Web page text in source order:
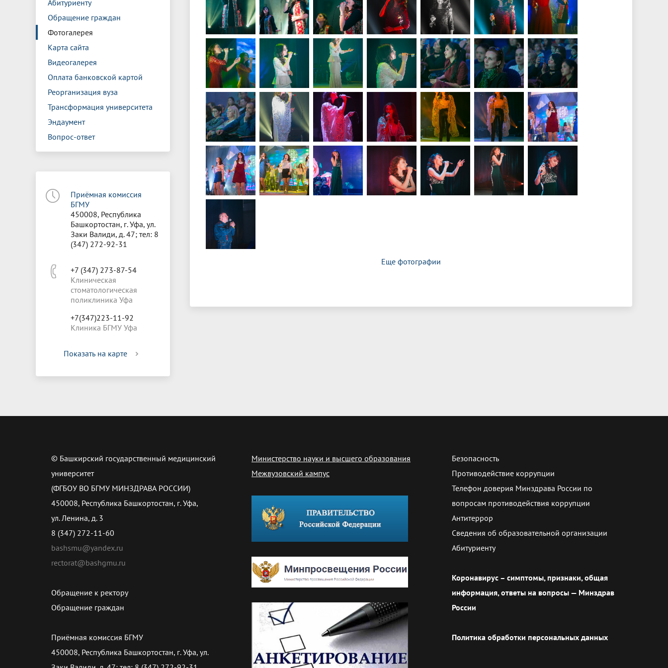
Абитуриенту
Обращение граждан
Фотогалерея
Карта сайта
Видеогалерея
Оплата банковской картой
Реорганизация вуза
Трансформация университета
Эндаумент
Вопрос-ответ
Приёмная комиссия
БГМУ
450008, Республика
Башкортостан, г. Уфа, ул.
Заки Валиди, д. 47; тел: 8
(347) 272-92-31
+7 (347) 273-87-54
Клиническая
стоматологическая
поликлиника Уфа
+7(347)223-11-92
Клиника БГМУ Уфа
Показать на карте
Еще фотографии
© Башкирский государственный медицинский
университет
(ФГБОУ ВО БГМУ МИНЗДРАВА РОССИИ)
450008, Республика Башкортостан, г. Уфа,
ул. Ленина, д. 3
8 (347) 272-11-60
bashsmu@yandex.ru
rectorat@bashgmu.ru
Обращение к ректору
Обращение граждан
Приёмная комиссия БГМУ
450008, Республика Башкортостан, г. Уфа, ул.
Министерство науки и высшего образования
Межвузовский кампус
Безопасность
Противодействие коррупции
Телефон доверия Минздрава России по
вопросам противодействия коррупции
Антитеррор
Сведения об образовательной организации
Абитуриенту
Коронавирус – симптомы, признаки, общая
информация, ответы на вопросы — Минздрав
России
Политика обработки персональных данных